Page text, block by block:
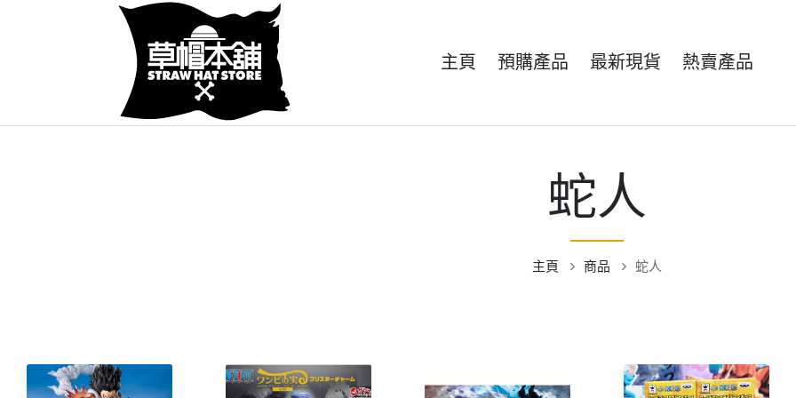
主頁 預購產品 最新現貨 熱賣產品
蛇人
主頁 商品 蛇人